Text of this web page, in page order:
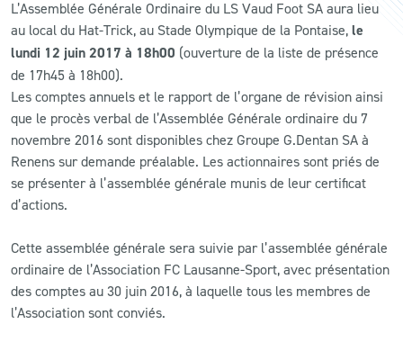
BUSINESS
RESTAURATION
CLUB
CONTACT
ACTUALITÉS
LS E-SHOP
LS ACADEMY CAMPS
L’Assemblée Générale Ordinaire du LS Vaud Foot SA aura lieu
au local du Hat-Trick, au Stade Olympique de la Pontaise, le
lundi 12 juin 2017 à 18h00 (ouverture de la liste de présence
de 17h45 à 18h00).
Les comptes annuels et le rapport de l’organe de révision ainsi
que le procès verbal de l’Assemblée Générale ordinaire du 7
novembre 2016 sont disponibles chez Groupe G.Dentan SA à
Renens sur demande préalable. Les actionnaires sont priés de
se présenter à l’assemblée générale munis de leur certificat
d’actions.
Cette assemblée générale sera suivie par l’assemblée générale
ordinaire de l’Association FC Lausanne-Sport, avec présentation
des comptes au 30 juin 2016, à laquelle tous les membres de
l’Association sont conviés.